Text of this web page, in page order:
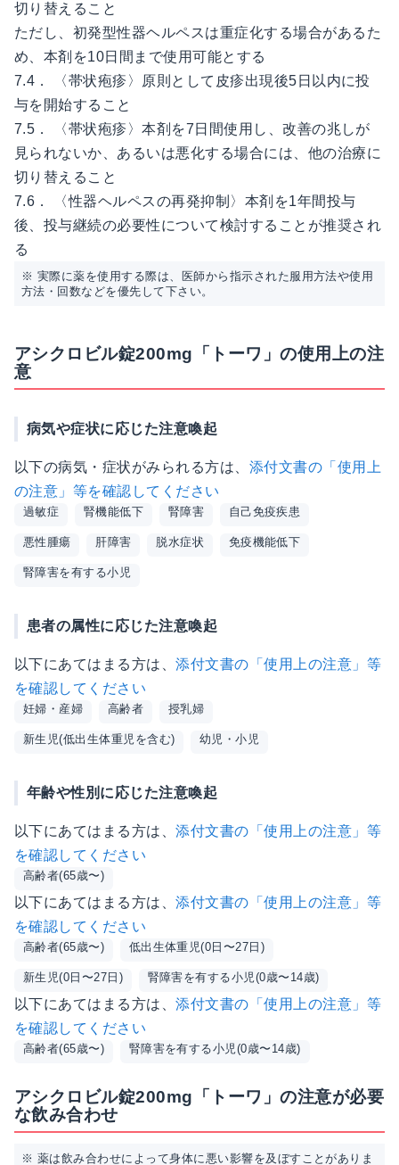
切り替えること
ただし、初発型性器ヘルペスは重症化する場合があるた
め、本剤を10日間まで使用可能とする
7.4． 〈帯状疱疹〉原則として皮疹出現後5日以内に投
与を開始すること
7.5． 〈帯状疱疹〉本剤を7日間使用し、改善の兆しが
見られないか、あるいは悪化する場合には、他の治療に
切り替えること
7.6． 〈性器ヘルペスの再発抑制〉本剤を1年間投与
後、投与継続の必要性について検討することが推奨され
る
※ 実際に薬を使用する際は、医師から指示された服用方法や使用
方法・回数などを優先して下さい。
アシクロビル錠200mg「トーワ」の使用上の注
意
病気や症状に応じた注意喚起
以下の病気・症状がみられる方は、 添付文書の「使用上
の注意」等を確認してください
過敏症 腎機能低下 腎障害 自己免疫疾患
悪性腫瘍 肝障害 脱水症状 免疫機能低下
腎障害を有する小児
患者の属性に応じた注意喚起
以下にあてはまる方は、添付文書の「使用上の注意」等
を確認してください
妊婦・産婦 高齢者 授乳婦
新生児(低出生体重児を含む) 幼児・小児
年齢や性別に応じた注意喚起
以下にあてはまる方は、添付文書の「使用上の注意」等
を確認してください
高齢者(65歳〜)
以下にあてはまる方は、添付文書の「使用上の注意」等
を確認してください
高齢者(65歳〜) 低出生体重児(0日〜27日)
新生児(0日〜27日) 腎障害を有する小児(0歳〜14歳)
以下にあてはまる方は、添付文書の「使用上の注意」等
を確認してください
高齢者(65歳〜) 腎障害を有する小児(0歳〜14歳)
アシクロビル錠200mg「トーワ」の注意が必要
な飲み合わせ
※ 薬は飲み合わせによって身体に悪い影響を及ぼすことがありま